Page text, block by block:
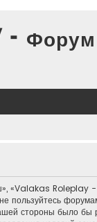
- Форум
Roleplay
пользуйтесь
стороны было бы